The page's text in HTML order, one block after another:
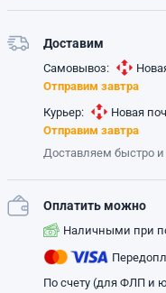
Доставим
Самовывоз:
Отправим завтра
Курьер:
Новая
Отправим завтра
Доставляем быстро
Оплатить можно
Наличными при
По счету (для ФЛП и